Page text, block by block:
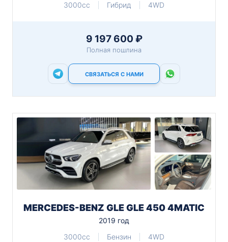
3000cc
Гибрид 4WD
9 197 600 ₽
Полная пошлина
СВЯЗАТЬСЯ С НАМИ
MERCEDES-BENZ GLE GLE 450 4MATIC
2019 год
3000cc
Бензин 4WD